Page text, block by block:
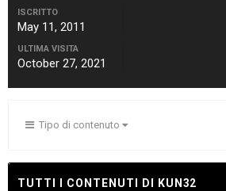
ISCRITTO
May 11, 2011
ULTIMA VISITA
October 27, 2021
Tipo di contenuto
TUTTI I CONTENUTI DI KUN32